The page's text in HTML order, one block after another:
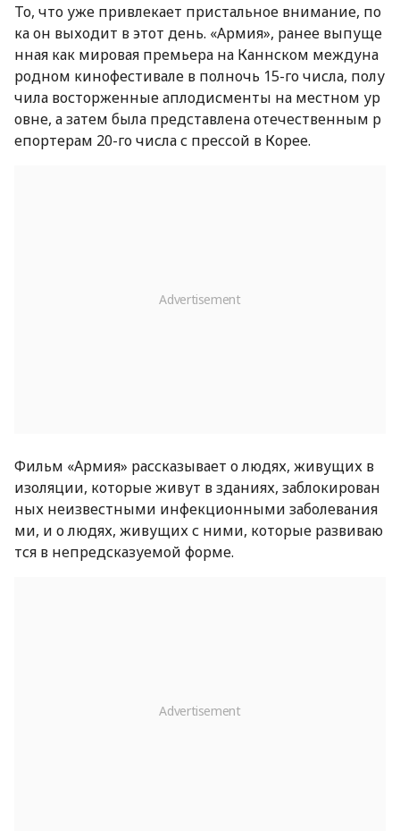
То, что уже привлекает пристальное внимание, по
ка он выходит в этот день. «Армия», ранее выпуще
нная как мировая премьера на Каннском междуна
родном кинофестивале в полночь 15-го числа, полу
чила восторженные аплодисменты на местном ур
овне, а затем была представлена отечественным р
епортерам 20-го числа с прессой в Корее.
Фильм «Армия» рассказывает о людях, живущих в
изоляции, которые живут в зданиях, заблокирован
ных неизвестными инфекционными заболевания
ми, и о людях, живущих с ними, которые развиваю
тся в непредсказуемой форме.